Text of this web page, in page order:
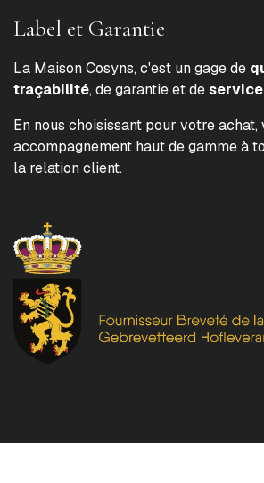
Label et Garantie
La Maison Cosyns, c'est un gage de
traçabilité, de garantie et de
En nous choisissant pour votre achat,
accompagnement haut de gamme à
la relation client.